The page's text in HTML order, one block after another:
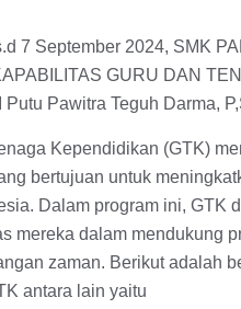
7 September 2024, SMK
GURU DAN
Pawitra Teguh Darma,
Kependidikan (GTK)
bertujuan untuk
Dalam program ini, GTK
mereka dalam mendukung
zaman. Berikut adalah
antara lain yaitu